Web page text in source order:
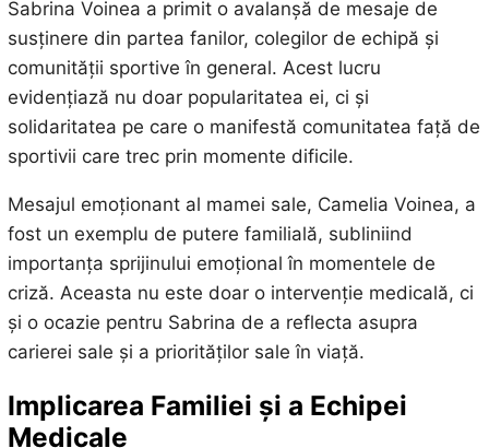
Sabrina Voinea a primit o avalanșă de mesaje de
susținere din partea fanilor, colegilor de echipă și
comunității sportive în general. Acest lucru
evidențiază nu doar popularitatea ei, ci și
solidaritatea pe care o manifestă comunitatea față de
sportivii care trec prin momente dificile.
Mesajul emoționant al mamei sale, Camelia Voinea, a
fost un exemplu de putere familială, subliniind
importanța sprijinului emoțional în momentele de
criză. Aceasta nu este doar o intervenție medicală, ci
și o ocazie pentru Sabrina de a reflecta asupra
carierei sale și a priorităților sale în viață.
Implicarea Familiei și a Echipei
Medicale